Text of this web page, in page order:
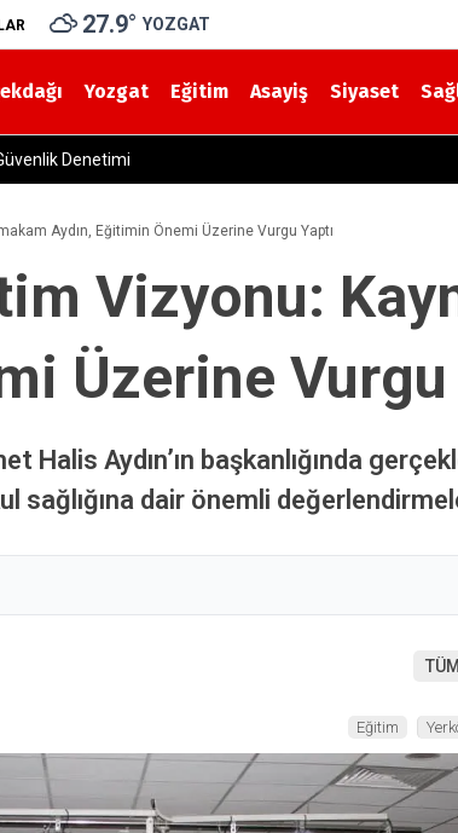
27.9° YOZGAT
Yozgat Eğitim Asayiş Siyaset
Aşıldı! Bakan Uraloğlu: İşin Yarısını Tamamladık
Aydın, Eğitimin Önemi Üzerine Vurgu Yaptı
Vizyonu:
Üzerine Vurgu
Halis Aydın’ın başkanlığında
dair önemli
Eğitim